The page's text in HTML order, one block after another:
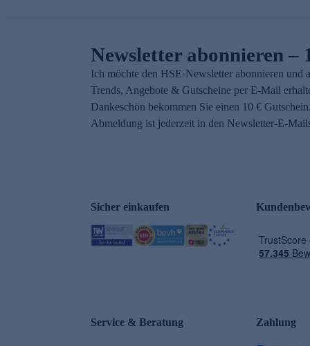
Newsletter abonnieren –
Ich möchte den HSE-Newsletter abonnieren und
Trends, Angebote & Gutscheine per E-Mail
Dankeschön bekommen Sie einen 10 €
Abmeldung ist jederzeit in den Newsletter-E-
Sicher einkaufen
Service & Beratung Zahlung